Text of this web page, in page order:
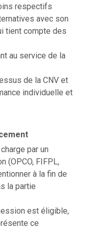
respectifs
avec son
tient compte des
au service de la
de la CNV et
individuelle et
par un
(OPCO, FIFPL,
à la fin de
la partie
est éligible,
ce